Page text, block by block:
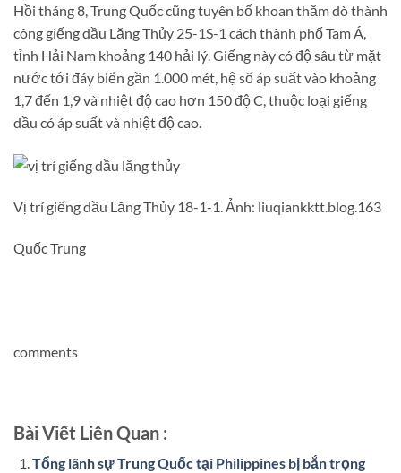
Hồi tháng 8, Trung Quốc cũng tuyên bố khoan thăm dò thành
công giếng dầu Lăng Thủy 25-1S-1 cách thành phố Tam Á,
tỉnh Hải Nam khoảng 140 hải lý. Giếng này có độ sâu từ mặt
nước tới đáy biển gần 1.000 mét, hệ số áp suất vào khoảng
1,7 đến 1,9 và nhiệt độ cao hơn 150 độ C, thuộc loại giếng
dầu có áp suất và nhiệt độ cao.
Vị trí giếng dầu Lăng Thủy 18-1-1. Ảnh: liuqiankktt.blog.163
Quốc Trung
comments
Bài Viết Liên Quan :
Tổng lãnh sự Trung Quốc tại Philippines bị bắn trọng